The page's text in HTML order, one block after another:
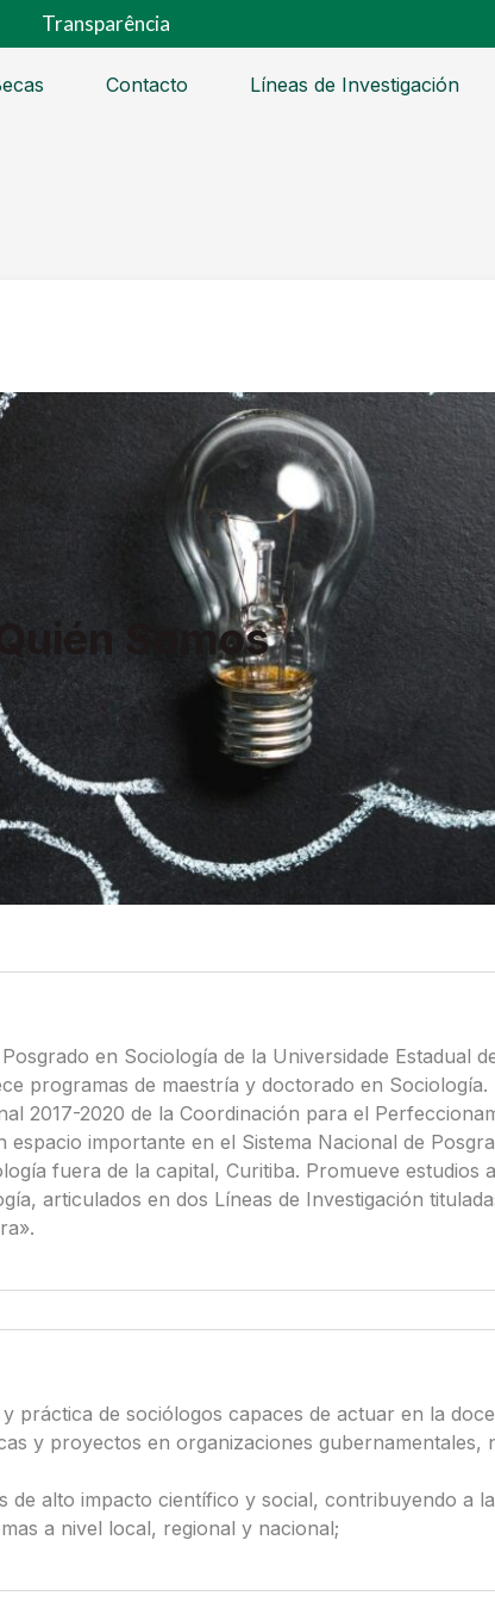
Transparência
Contacto Líneas de Investigación
Quién Somos
en Sociología de la Universidade Estadual
programas de maestría y doctorado en Sociología.
2017-2020 de la Coordinación para el
importante en el Sistema Nacional de
fuera de la capital, Curitiba. Promueve estudios
articulados en dos Líneas de Investigación
práctica de sociólogos capaces de actuar en la
y proyectos en organizaciones gubernamentales,
alto impacto científico y social, contribuyendo a
a nivel local, regional y nacional;